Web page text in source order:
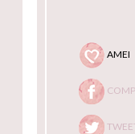
AMEI